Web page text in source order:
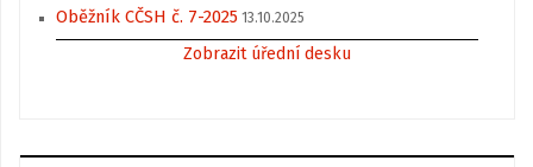
Oběžník CČSH č. 7-2025 13.10.2025
Zobrazit úřední desku